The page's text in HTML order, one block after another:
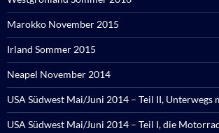
Marokko November 2015
Irland Sommer 2015
Neapel November 2014
USA Südwest Mai/Juni 2014 – Teil II, Unterwegs
USA Südwest Mai/Juni 2014 – Teil I, die